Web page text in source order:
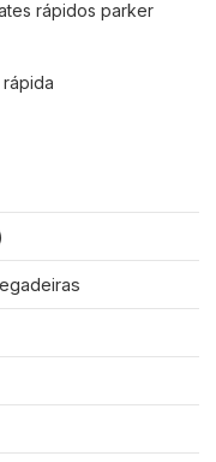
rápidos parker